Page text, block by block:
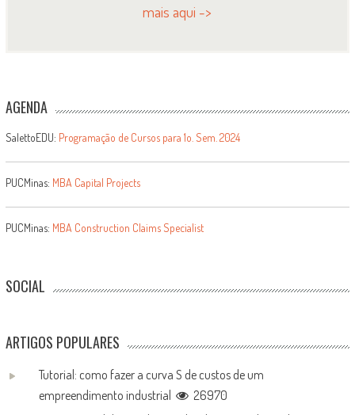
mais aqui ->
AGENDA
SalettoEDU: Programação de Cursos para 1o. Sem. 2024
PUCMinas: MBA Capital Projects
PUCMinas: MBA Construction Claims Specialist
SOCIAL
ARTIGOS POPULARES
Tutorial: como fazer a curva S de custos de um
empreendimento industrial
26970